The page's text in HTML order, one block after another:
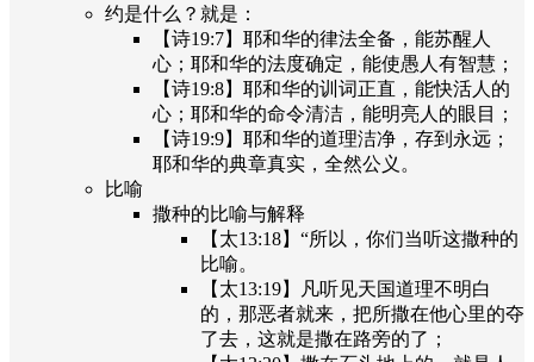
约是什么？就是：
【诗19:7】耶和华的律法全备，能苏醒人
心；耶和华的法度确定，能使愚人有智慧；
【诗19:8】耶和华的训词正直，能快活人的
心；耶和华的命令清洁，能明亮人的眼目；
【诗19:9】耶和华的道理洁净，存到永远；
耶和华的典章真实，全然公义。
比喻
撒种的比喻与解释
【太13:18】“所以，你们当听这撒种的
比喻。
【太13:19】凡听见天国道理不明白
的，那恶者就来，把所撒在他心里的夺
了去，这就是撒在路旁的了；